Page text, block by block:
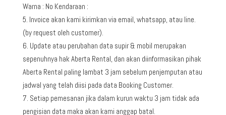
Warna : No Kendaraan :
Invoice akan kami kirimkan via email, whatsapp, atau line.
(by request oleh customer).
Update atau perubahan data supir & mobil merupakan
sepenuhnya hak Aberta Rental, dan akan diinformasikan pihak
Aberta Rental paling lambat 3 jam sebelum penjemputan atau
jadwal yang telah diisi pada data Booking Customer.
Setiap pemesanan jika dalam kurun waktu 3 jam tidak ada
pengisian data maka akan kami anggap batal.